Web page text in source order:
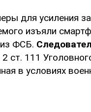
для усиления
изъяли
ФСБ.
2 ст. 111
в условиях